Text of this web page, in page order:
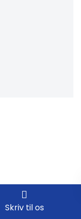
Skriv til os